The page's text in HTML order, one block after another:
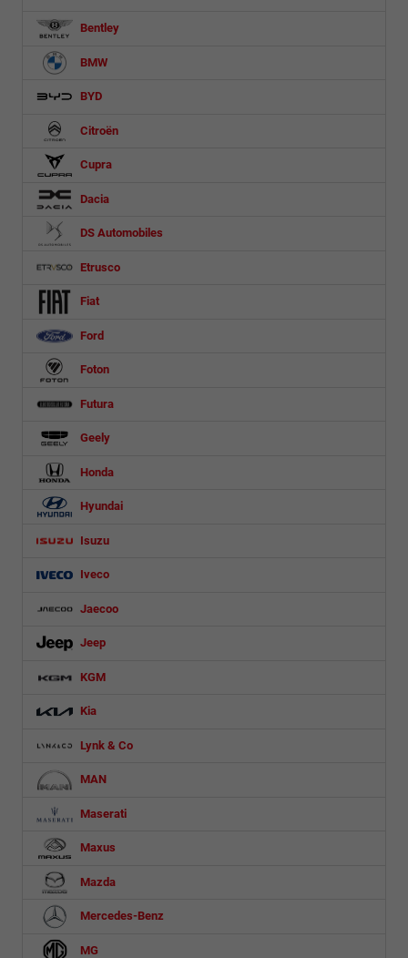
Bentley
BMW
BYD
Citroën
Cupra
Dacia
DS Automobiles
Etrusco
Fiat
Ford
Foton
Futura
Geely
Honda
Hyundai
Isuzu
Iveco
Jaecoo
Jeep
KGM
Kia
Lynk & Co
MAN
Maserati
Maxus
Mazda
Mercedes-Benz
MG